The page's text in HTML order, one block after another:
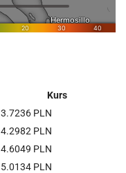
Kurs
3.7236 PLN
4.2982 PLN
4.6049 PLN
5.0134 PLN